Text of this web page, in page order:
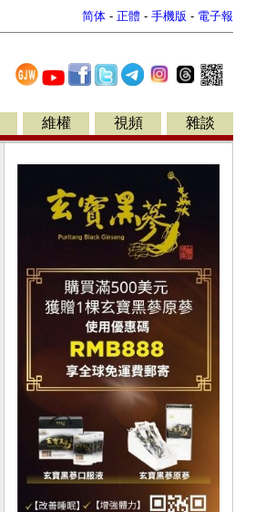
简体 - 正體 - 手機版 - 電子報
維權 視頻 雜談